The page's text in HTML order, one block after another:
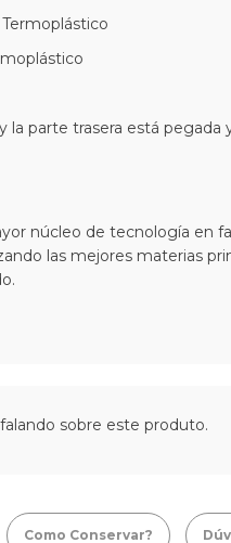
parte trasera está pegada
núcleo de tecnología en
las mejores materias
sobre este produto.
Como Conservar?